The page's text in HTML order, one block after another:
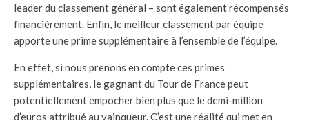
leader du classement général – sont également récompensés
financièrement. Enfin, le meilleur classement par équipe
apporte une prime supplémentaire à l’ensemble de l’équipe.
En effet, si nous prenons en compte ces primes
supplémentaires, le gagnant du Tour de France peut
potentiellement empocher bien plus que le demi-million
d’euros attribué au vainqueur. C’est une réalité qui met en